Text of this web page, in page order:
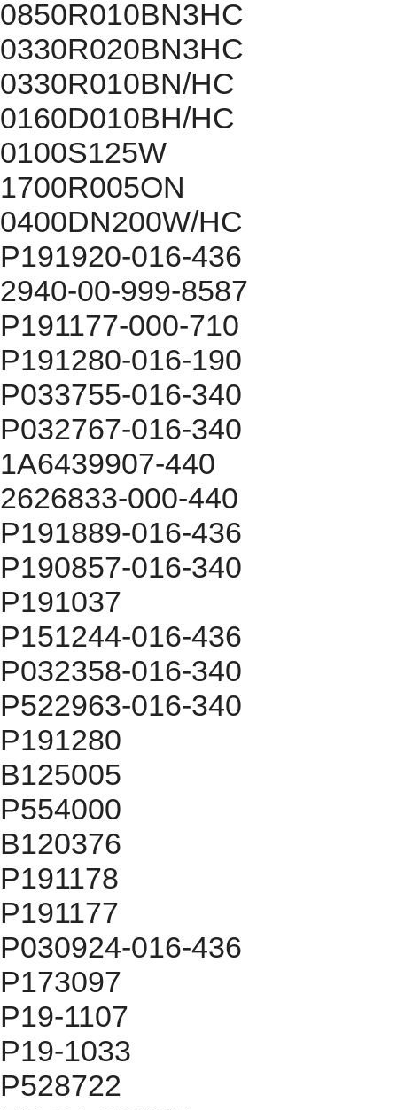
0850R010BN3HC
0330R020BN3HC
0330R010BN/HC
0160D010BH/HC
0100S125W
1700R005ON
0400DN200W/HC
P191920-016-436
2940-00-999-8587
P191177-000-710
P191280-016-190
P033755-016-340
P032767-016-340
1A6439907-440
2626833-000-440
P191889-016-436
P190857-016-340
P191037
P151244-016-436
P032358-016-340
P522963-016-340
P191280
B125005
P554000
B120376
P191178
P191177
P030924-016-436
P173097
P19-1107
P19-1033
P528722